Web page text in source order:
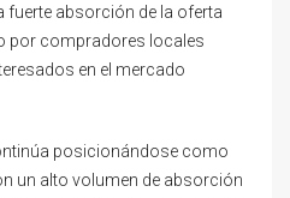
absorción de la oferta
por compradores locales
en el mercado
posicionándose como
un alto volumen de absorción